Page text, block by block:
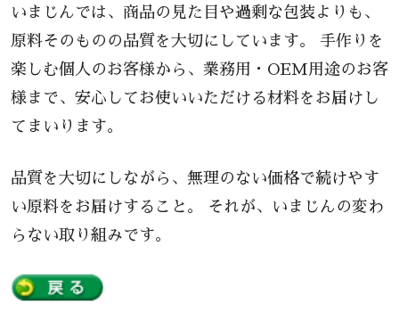
いまじんでは、商品の見た目や過剰な包装よりも、
原料そのものの品質を大切にしています。 手作りを
楽しむ個人のお客様から、業務用・OEM用途のお客
様まで、安心してお使いいただける材料をお届けし
てまいります。
品質を大切にしながら、無理のない価格で続けやす
い原料をお届けすること。 それが、いまじんの変わ
らない取り組みです。